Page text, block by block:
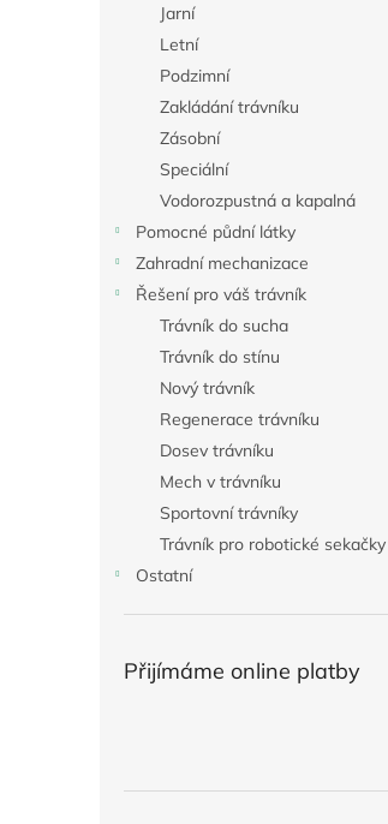
Jarní
Letní
Podzimní
Zakládání trávníku
Zásobní
Speciální
Vodorozpustná a kapalná
Pomocné půdní látky
Zahradní mechanizace
Řešení pro váš trávník
Trávník do sucha
Trávník do stínu
Nový trávník
Regenerace trávníku
Dosev trávníku
Mech v trávníku
Sportovní trávníky
Trávník pro robotické sekačky
Ostatní
Přijímáme online platby